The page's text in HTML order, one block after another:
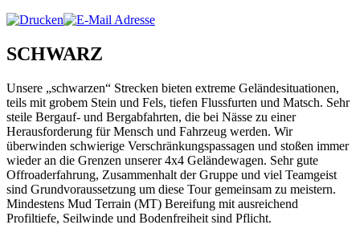
SCHWARZ
Unsere „schwarzen“ Strecken bieten extreme Geländesituationen,
teils mit grobem Stein und Fels, tiefen Flussfurten und Matsch. Sehr
steile Bergauf- und Bergabfahrten, die bei Nässe zu einer
Herausforderung für Mensch und Fahrzeug werden. Wir
überwinden schwierige Verschränkungspassagen und stoßen immer
wieder an die Grenzen unserer 4x4 Geländewagen. Sehr gute
Offroaderfahrung, Zusammenhalt der Gruppe und viel Teamgeist
sind Grundvoraussetzung um diese Tour gemeinsam zu meistern.
Mindestens Mud Terrain (MT) Bereifung mit ausreichend
Profiltiefe, Seilwinde und Bodenfreiheit sind Pflicht.